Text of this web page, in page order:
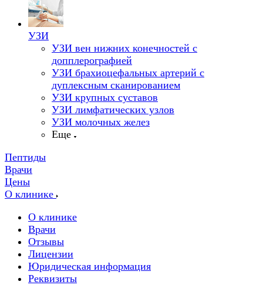
УЗИ
УЗИ вен нижних конечностей с
допплерографией
УЗИ брахиоцефальных артерий с
дуплексным сканированием
УЗИ крупных суставов
УЗИ лимфатических узлов
УЗИ молочных желез
Еще
Пептиды
Врачи
Цены
О клинике
О клинике
Врачи
Отзывы
Лицензии
Юридическая информация
Реквизиты